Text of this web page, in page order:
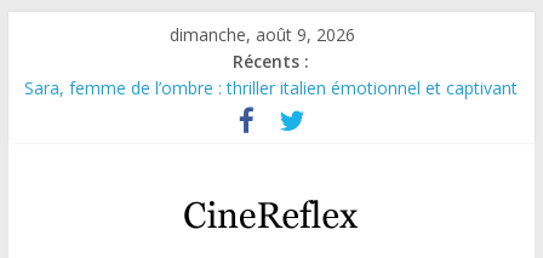
dimanche, août 9, 2026
Récents :
Sara, femme de l’ombre : thriller italien émotionnel et captivant
Journal d’une fille larguée : nouvelle série suédoise sur Netflix
Aema : mini-série sur le tournage d’un film érotique devenu
Glass Heart : excellente série musicale avec Takeru Satō
Olympo, saison 1 : nouvelle série qui séduira les fans de